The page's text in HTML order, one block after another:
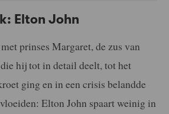
Elton John
prinses Margaret, de zus van
hij tot in detail deelt, tot het
ging en in een crisis belandde
Elton John spaart weinig in